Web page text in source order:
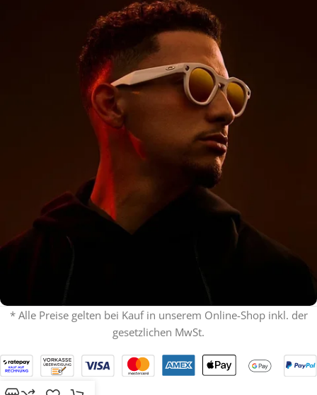
% ON SALE %
Oakley mit Sehstärke
SPECIAL OFFER
* Alle Preise gelten bei Kauf in unserem Online-Shop inkl. der
gesetzlichen MwSt.